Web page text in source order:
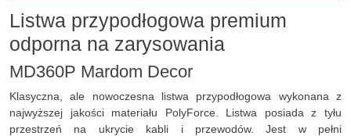
Listwa przypodłogowa premium
odporna na zarysowania
MD360P Mardom Decor
Klasyczna, ale nowoczesna listwa przypodłogowa wykonana z
najwyższej jakości materiału PolyForce. Listwa posiada z tyłu
przestrzeń na ukrycie kabli i przewodów. Jest w pełni